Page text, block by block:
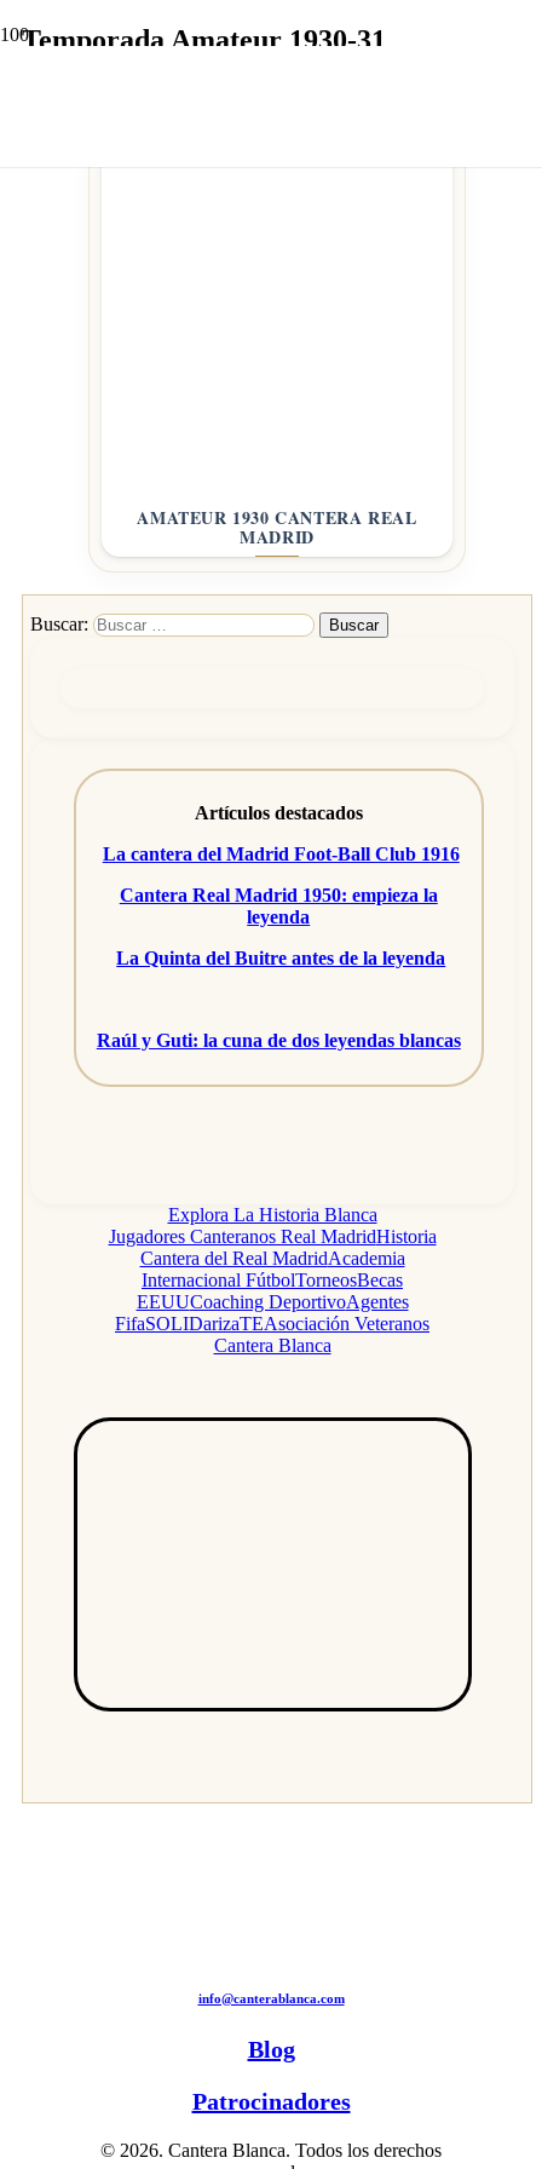
Temporada Amateur 1930-31
AMATEUR 1930 CANTERA REAL
MADRID
Buscar:
Artículos destacados
La cantera del Madrid Foot-Ball Club 1916
Cantera Real Madrid 1950: empieza la
leyenda
La Quinta del Buitre antes de la leyenda
Raúl y Guti: la cuna de dos leyendas blancas
Explora La Historia Blanca
Jugadores Canteranos Real MadridHistoria
Cantera del Real MadridAcademia
Internacional FútbolTorneosBecas
EEUUCoaching DeportivoAgentes
FifaSOLIDarizaTEAsociación Veteranos
Cantera Blanca
info@canterablanca.com
Blog
Patrocinadores
© 2026. Cantera Blanca. Todos los derechos